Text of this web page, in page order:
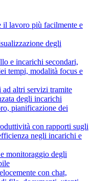
il lavoro più facilmente e
degli
e incarichi secondari,
tempi, modalità focus e
altri servizi tramite
degli incarichi
pianificazione dei
con rapporti sugli
negli incarichi e
monitoraggio degli
con chat,